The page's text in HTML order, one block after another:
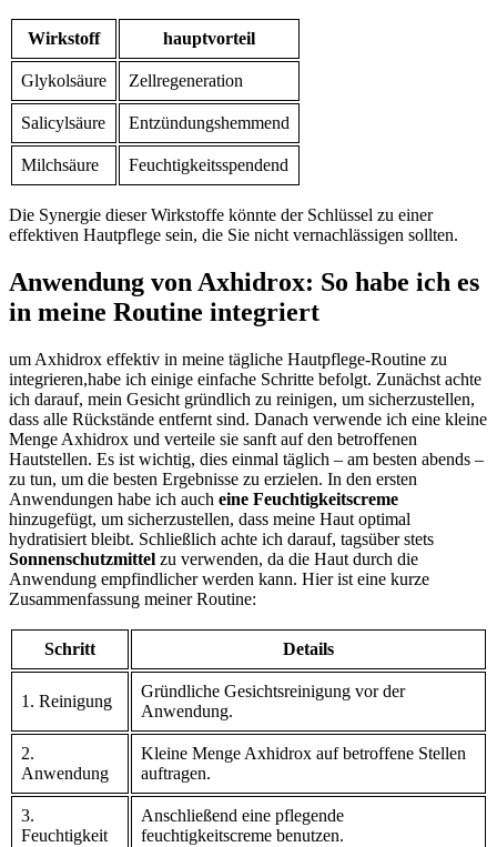
Wirkstoff hauptvorteil
Glykolsäure Zellregeneration
Salicylsäure Entzündungshemmend
Milchsäure Feuchtigkeitsspendend
Die Synergie dieser‌ Wirkstoffe könnte der Schlüssel zu⁤ einer
effektiven Hautpflege sein, die Sie nicht vernachlässigen sollten.
Anwendung von Axhidrox:‍ So ​habe⁤ ich es
in meine‌ Routine ⁤integriert
um Axhidrox ‌effektiv in meine tägliche Hautpflege-Routine zu
integrieren,habe ich einige einfache Schritte befolgt. Zunächst ⁣achte
ich darauf, mein Gesicht gründlich zu​ reinigen, um sicherzustellen,
dass alle Rückstände entfernt sind. Danach verwende ich eine kleine
Menge Axhidrox und verteile⁢ sie sanft auf den‍ betroffenen
Hautstellen. Es ist wichtig, dies einmal täglich – am besten abends –
zu tun, um die besten Ergebnisse zu erzielen. In den ersten
Anwendungen habe ich auch eine Feuchtigkeitscreme
hinzugefügt, um sicherzustellen,‌ dass meine Haut ⁢optimal⁢
hydratisiert bleibt. Schließlich achte ich​ darauf, tagsüber stets ‌
Sonnenschutzmittel zu verwenden, ​da die Haut durch die
Anwendung empfindlicher werden kann. Hier ist eine‌ kurze
Zusammenfassung meiner Routine:
Schritt Details
1.⁣ Reinigung
Gründliche Gesichtsreinigung vor der
Anwendung.
2.​
Anwendung
Kleine Menge Axhidrox auf ​betroffene Stellen
auftragen.
3.
Feuchtigkeit
Anschließend eine pflegende
feuchtigkeitscreme benutzen.